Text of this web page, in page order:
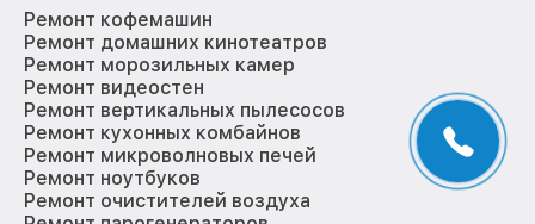
Ремонт кофемашин
Ремонт домашних кинотеатров
Ремонт морозильных камер
Ремонт видеостен
Ремонт вертикальных пылесосов
Ремонт кухонных комбайнов
Ремонт микроволновых печей
Ремонт ноутбуков
Ремонт очистителей воздуха